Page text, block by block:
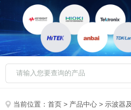
当前位置：首页 > 产品中心 > 示波器